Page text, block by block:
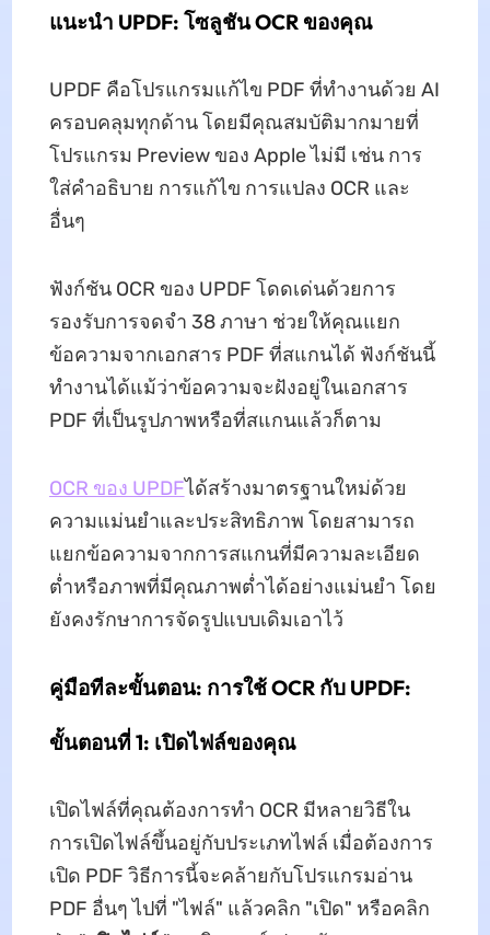
แนะนำ UPDF: โซลูชัน OCR ของคุณ
UPDF คือโปรแกรมแก้ไข PDF ที่ทำงานด้วย AI
ครอบคลุมทุกด้าน โดยมีคุณสมบัติมากมายที่
โปรแกรม Preview ของ Apple ไม่มี เช่น การ
ใส่คำอธิบาย การแก้ไข การแปลง OCR และ
อื่นๆ
ฟังก์ชัน OCR ของ UPDF โดดเด่นด้วยการ
รองรับการจดจำ 38 ภาษา ช่วยให้คุณแยก
ข้อความจากเอกสาร PDF ที่สแกนได้ ฟังก์ชันนี้
ทำงานได้แม้ว่าข้อความจะฝังอยู่ในเอกสาร
PDF ที่เป็นรูปภาพหรือที่สแกนแล้วก็ตาม
OCR ของ UPDFได้สร้างมาตรฐานใหม่ด้วย
ความแม่นยำและประสิทธิภาพ โดยสามารถ
แยกข้อความจากการสแกนที่มีความละเอียด
ต่ำหรือภาพที่มีคุณภาพต่ำได้อย่างแม่นยำ โดย
ยังคงรักษาการจัดรูปแบบเดิมเอาไว้
คู่มือทีละขั้นตอน: การใช้ OCR กับ UPDF:
ขั้นตอนที่ 1: เปิดไฟล์ของคุณ
เปิดไฟล์ที่คุณต้องการทำ OCR มีหลายวิธีใน
การเปิดไฟล์ขึ้นอยู่กับประเภทไฟล์ เมื่อต้องการ
เปิด PDF วิธีการนี้จะคล้ายกับโปรแกรมอ่าน
PDF อื่นๆ ไปที่ "ไฟล์" แล้วคลิก "เปิด" หรือคลิก